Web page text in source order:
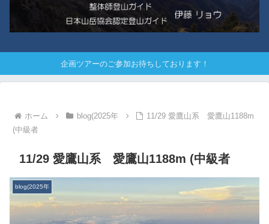
企画ツアーのご参加お待ちしております！
ホーム blog(2025年
11/29 愛鷹山系 愛鷹山1188m
(中級者
11/29 愛鷹山系 愛鷹山1188m (中級者
blog(2025年